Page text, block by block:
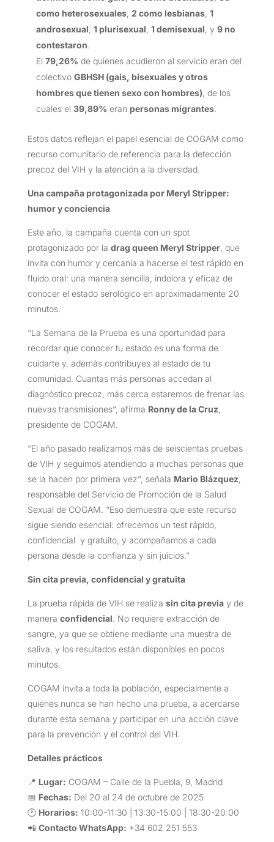
como heterosexuales, 2 como lesbianas, 1
androsexual 1 plurisexual 1 demisexual , y 9 no
contestaron.
El 79,26% de quienes acudieron al servicio eran del
colectivo GBHSH (gais, bisexuales y otros
hombres que tienen sexo con hombres) , de los
cuales el 39,89% eran personas migrantes.
Estos datos reflejan el papel esencial de COGAM como
recurso comunitario de referencia para la detección
precoz del VIH y la atención a la diversidad.
Una campaña protagonizada por Meryl Stripper:
humor y conciencia
Este año, la campaña cuenta con un spot
protagonizado por la drag queen Meryl Stripper, que
invita con humor y cercanía a hacerse el test rápido en
fluido oral: una manera sencilla, indolora y eficaz de
conocer el estado serológico en aproximadamente 20
minutos.
“La Semana de la Prueba es una oportunidad para
recordar que conocer tu estado es una forma de
cuidarte y, además contribuyes al estado de tu
comunidad. Cuantas más personas accedan al
diagnóstico precoz, más cerca estaremos de frenar las
nuevas transmisiones”, afirma Ronny de la Cruz
presidente de COGAM.
“El año pasado realizamos más de seiscientas pruebas
de VIH y seguimos atendiendo a muchas personas que
se la hacen por primera vez”, señala Mario Blázquez
responsable del Servicio de Promoción de la Salud
Sexual de COGAM. “Eso demuestra que este recurso
sigue siendo esencial: ofrecemos un test rápido,
confidencial y gratuito, y acompañamos a cada
persona desde la confianza y sin juicios.”
Sin cita previa, confidencial y gratuita
La prueba rápida de VIH se realiza sin cita previay de
manera confidencial. No requiere extracción de
sangre, ya que se obtiene mediante una muestra de
saliva, y los resultados están disponibles en pocos
minutos.
COGAM invita a toda la población, especialmente a
quienes nunca se han hecho una prueba, a acercarse
durante esta semana y participar en una acción clave
para la prevención y el control del VIH.
Detalles prácticos
📍 Lugar: COGAM – Calle de la Puebla, 9, Madrid
📅 Fechas: Del 20 al 24 de octubre de 2025
🕐 Horarios: 10:00-11:30 | 13:30-15:00 | 18:30-20:00
📲 Contacto WhatsApp: +34 602 251 553